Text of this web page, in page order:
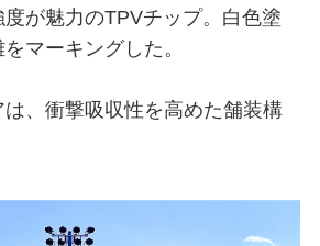
が魅力のTPVチップ。白色塗
マーキングした。
は、衝撃吸収性を高めた舗装構